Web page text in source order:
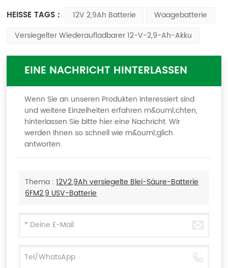
HEISSE TAGS : 12V 2,9Ah Batterie
Waagebatterie
Versiegelter Wiederaufladbarer 12-V-2,9-Ah-Akku
EINE NACHRICHT HINTERLASSEN
Wenn Sie an unseren Produkten interessiert sind
und weitere Einzelheiten erfahren m&ouml;chten,
hinterlassen Sie bitte hier eine Nachricht. Wir
werden Ihnen so schnell wie m&ouml;glich
antworten.
Thema :12V2,9Ah versiegelte Blei-Säure-Batterie
6FM2,9 USV-Batterie